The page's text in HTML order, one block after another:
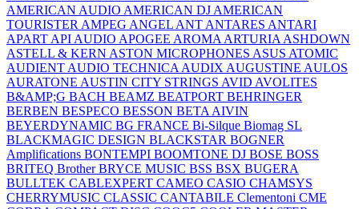
AMERICAN AUDIO AMERICAN DJ AMERICAN
TOURISTER AMPEG ANGEL ANT ANTARES ANTARI
APART API AUDIO APOGEE AROMA ARTURIA ASHDOWN
ASTELL & KERN ASTON MICROPHONES ASUS ATOMIC
AUDIENT AUDIO TECHNICA AUDIX AUGUSTINE AULOS
AURATONE AUSTIN CITY STRINGS AVID AVOLITES
B&AMP;G BACH BEAMZ BEATPORT BEHRINGER
BERBEN BESPECO BESSON BETA AIVIN
BEYERDYNAMIC BG FRANCE Bi-Silque Biomag SL
BLACKMAGIC DESIGN BLACKSTAR BOGNER
Amplifications BONTEMPI BOOMTONE DJ BOSE BOSS
BRITEQ BrotherBRYCE MUSIC BSS BSX BUGERA
BULLTEK CABLEXPERT CAMEO CASIO CHAMSYS
CHERRYMUSIC CLASSIC CANTABILE Clementoni CME